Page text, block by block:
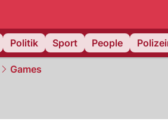
Politik Sport People
Games